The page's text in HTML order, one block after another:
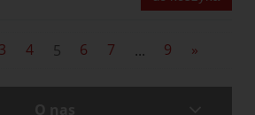
3 4 5 6 7 ... 9 »